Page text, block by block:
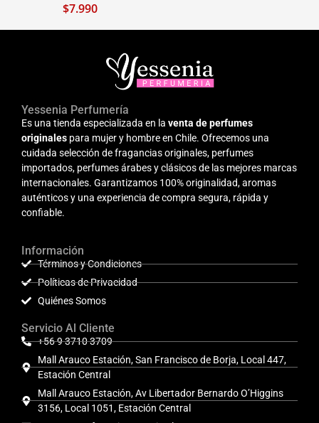
$7.990
Yessenia Perfumería
Es una tienda especializada en la venta de perfumes
originales para mujer y hombre en Chile. Ofrecemos una
cuidada selección de fragancias originales, perfumes
importados, perfumes árabes y clásicos de las mejores marcas
internacionales. Garantizamos 100% originalidad, aromas
auténticos y una experiencia de compra segura, rápida y
confiable.
Información
Términos y Condiciones
Políticas de Privacidad
Quiénes Somos
Servicio Al Cliente
+56 9 3710 3709
Mall Arauco Estación, San Francisco de Borja, Local 447,
Estación Central
Mall Arauco Estación, Av Libertador Bernardo O’Higgins
3156, Local 1051, Estación Central